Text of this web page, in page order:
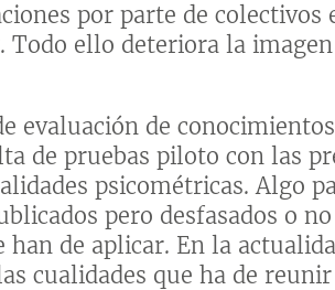
por parte de colectivos
Todo ello deteriora la
evaluación de
de pruebas piloto con las
psicométricas. Algo
pero desfasados o
de aplicar. En la
cualidades que ha de